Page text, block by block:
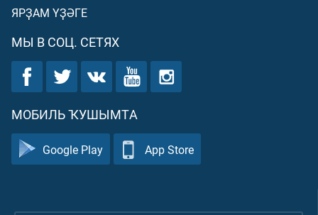
ЯРҘАМ ҮҘӘГЕ
МЫ В СОЦ. СЕТЯХ
МОБИЛЬ ҠУШЫМТА
Google Play App Store